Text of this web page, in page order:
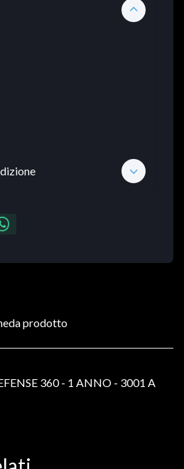
prodotto
360 - 1 ANNO - 3001 A